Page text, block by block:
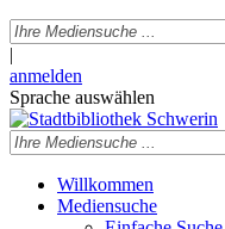
|
anmelden
Sprache auswählen
Willkommen
Mediensuche